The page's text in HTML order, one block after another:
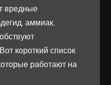
вредные
аммиак,
короткий список
работают на